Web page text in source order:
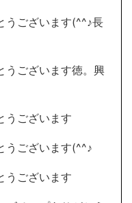
うございます(^^♪長
うございます徳。興
うございます
うございます(^^♪
うございます